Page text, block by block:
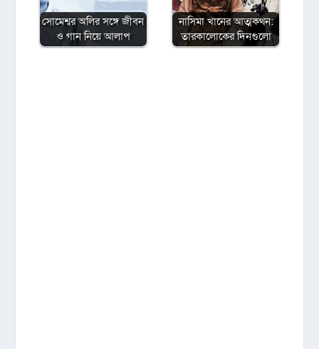
সোমেশ্বর অলির সঙ্গে জীবন
ও গান নিয়ে আলাপ
নাসিমা খানের আত্মকথন:
তারকালোকের দিনগুলো